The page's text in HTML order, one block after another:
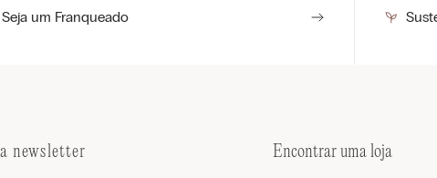
Seja um Franqueado
newsletter Encontrar uma loja